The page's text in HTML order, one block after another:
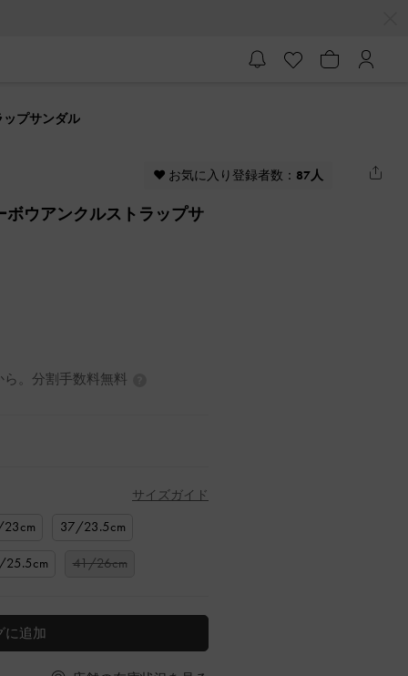
ップサンダル
♥ お気に入り登録者数： 87人
ボウアンクルストラップサ
。分割手数料無料
サイズガイド
37/23.5cm
41/26cm
に追加